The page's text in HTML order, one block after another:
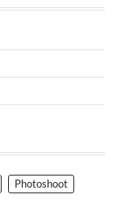
Photoshoot